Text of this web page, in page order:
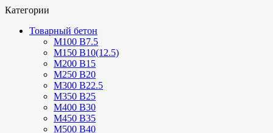
Категории
Товарный бетон
М100 В7.5
М150 В10(12.5)
М200 В15
М250 В20
М300 В22.5
М350 В25
М400 В30
М450 В35
М500 В40